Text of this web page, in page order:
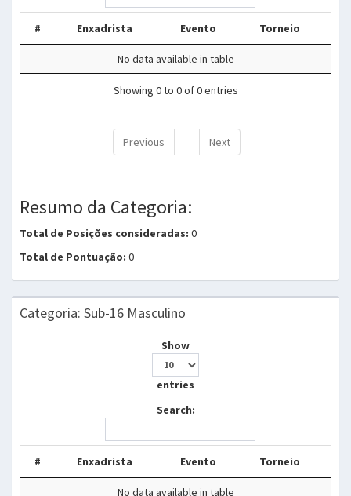
# Enxadrista Evento Torneio
No data available in table
Showing 0 to 0 of 0 entries
Previous Next
Resumo da Categoria:
Total de Posições consideradas: 0
Total de Pontuação: 0
Categoria: Sub-16 Masculino
Show
entries
Search:
# Enxadrista Evento Torneio
No data available in table